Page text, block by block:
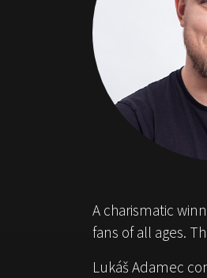
A charismatic
fans of all ages.
Lukáš Adamec